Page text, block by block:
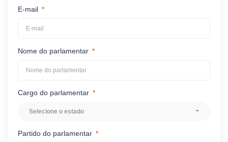
E-mail *
Nome do parlamentar *
Cargo do parlamentar *
Selecione o estado
Partido do parlamentar *